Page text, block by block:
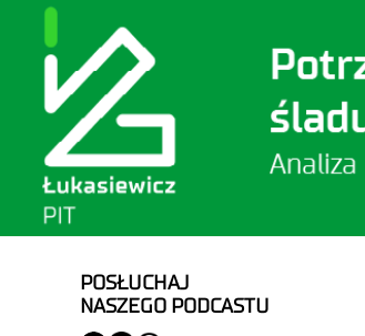
POSŁUCHAJ
NASZEGO PODCASTU